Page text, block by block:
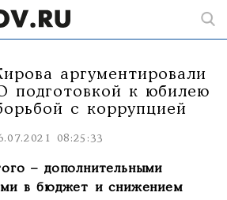
аргументировали
подготовкой к юбилею
с коррупцией
08:25:33
– дополнительными
в бюджет и снижением